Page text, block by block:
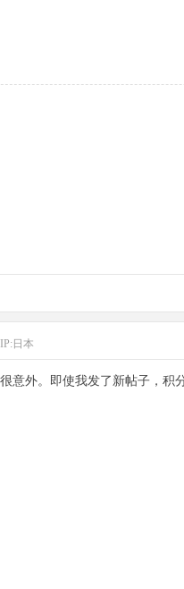
IP:日本
意外。即使我发了新帖子，积